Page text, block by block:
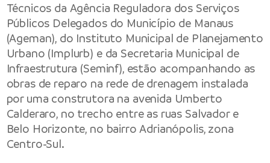
Técnicos da Agência Reguladora dos Serviços
Públicos Delegados do Município de Manaus
(Ageman), do Instituto Municipal de Planejamento
Urbano (Implurb) e da Secretaria Municipal de
Infraestrutura (Seminf), estão acompanhando as
obras de reparo na rede de drenagem instalada
por uma construtora na avenida Umberto
Calderaro, no trecho entre as ruas Salvador e
Belo Horizonte, no bairro Adrianópolis, zona
Centro-Sul.